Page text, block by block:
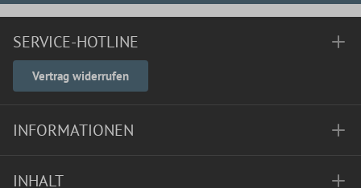
SERVICE-HOTLINE
Vertrag widerrufen
INFORMATIONEN
INHALT